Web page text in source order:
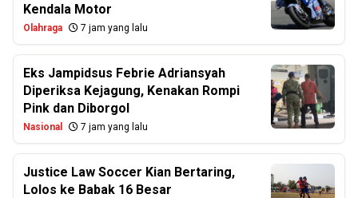
Kendala Motor
Olahraga 7 jam yang lalu
Eks Jampidsus Febrie Adriansyah
Diperiksa Kejagung, Kenakan Rompi
Pink dan Diborgol
Nasional 7 jam yang lalu
Justice Law Soccer Kian Bertaring,
Lolos ke Babak 16 Besar